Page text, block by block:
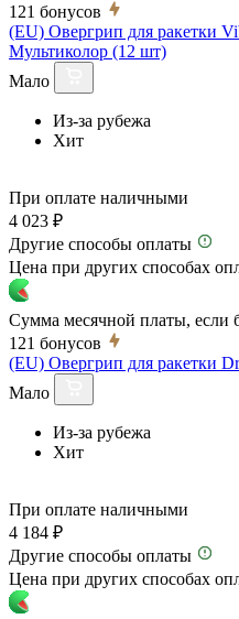
121 бонусов
(EU) Овергрип для ракетки
Мультиколор (12 шт)
Мало
Из-за рубежа
Хит
При оплате наличными
4 023 ₽
Другие способы оплаты
Цена при других способах
Сумма месячной платы, если
121 бонусов
(EU) Овергрип для ракетки
Мало
Из-за рубежа
Хит
При оплате наличными
4 184 ₽
Другие способы оплаты
Цена при других способах